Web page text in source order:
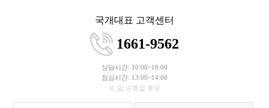
국개대표 고객센터
1661-9562
상담시간: 10:00~18:00
점심시간: 13:00~14:00
토,일,공휴일 휴무